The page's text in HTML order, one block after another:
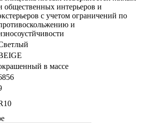
общественных интерьеров и
с учетом ограничений по
и
в массе